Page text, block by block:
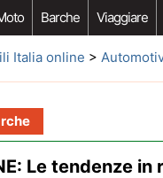
Barche Viaggiare
Acquisto Auto Car
Italia online >
Le tendenze in